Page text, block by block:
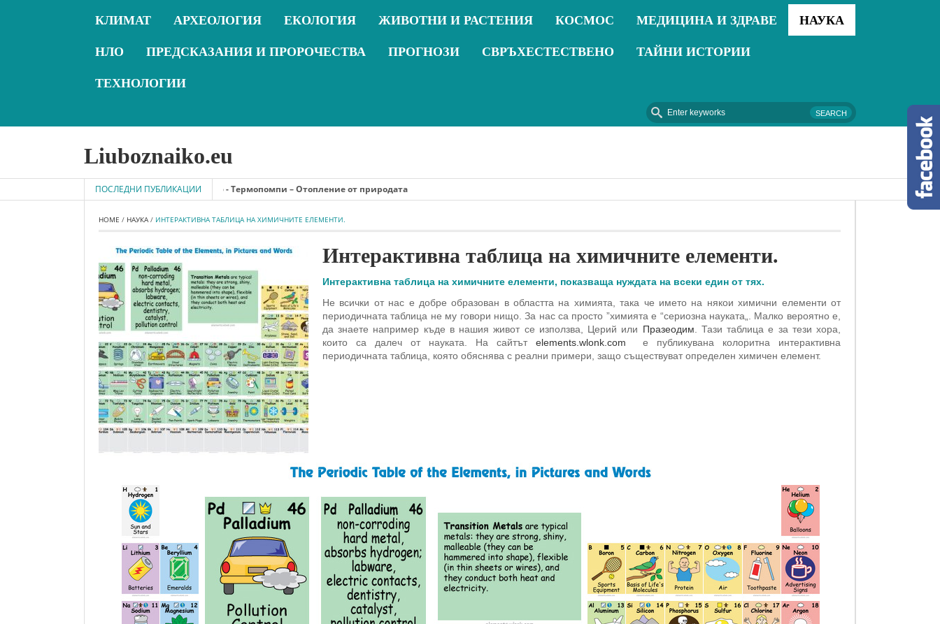
КЛИМАТ АРХЕОЛОГИЯ ЕКОЛОГИЯ ЖИВОТНИ И РАСТЕНИЯ КОСМОС МЕДИЦИНА И ЗДРАВЕ НАУКА
НЛО ПРЕДСКАЗАНИЯ И ПРОРОЧЕСТВА ПРОГНОЗИ СВРЪХЕСТЕСТВЕНО ТАЙНИ ИСТОРИИ
ТЕХНОЛОГИИ
Liuboznaiko.eu
ПОСЛЕДНИ ПУБЛИКАЦИИ
2018-09-16 - Термопомпи – Отопление от природата 2018-09-04 - Рудниците на древните
HOME / НАУКА / ИНТЕРАКТИВНА ТАБЛИЦА НА ХИМИЧНИТЕ ЕЛЕМЕНТИ.
Интерактивна таблица на химичните елементи.
Интерактивна таблица на химичните елементи, показваща нуждата на всеки един от тях.
Не всички от нас е добре образован в областта на химията, така че името на някои химични елементи от
периодичната таблица не му говори нищо. За нас са просто ”химията е “сериозна науката„. Малко вероятно е,
да знаете например къде в нашия живот се използва, Церий или Празеодим . Тази таблица е за тези хора,
които са далеч от науката. На сайтът elements.wlonk.com е публикувана колоритна интерактивна
периодичната таблица, която обяснява с реални примери, защо съществуват определен химичен елемент.